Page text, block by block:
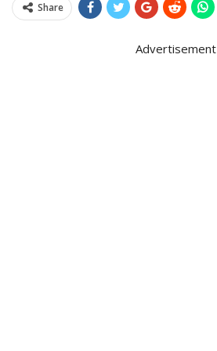
Share
Advertisement